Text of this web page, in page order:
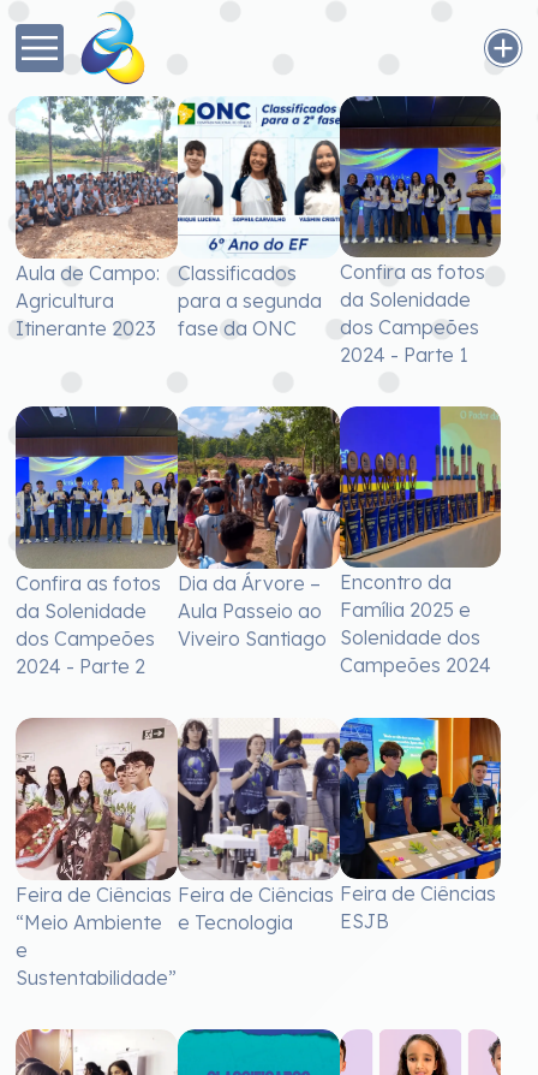
Aula de Campo:
Agricultura
Itinerante 2023
Classificados
para a segunda
fase da ONC
Confira as fotos
da Solenidade
dos Campeões
2024 - Parte 1
Confira as fotos
da Solenidade
dos Campeões
2024 - Parte 2
Dia da Árvore –
Aula Passeio ao
Viveiro Santiago
Encontro da
Família 2025 e
Solenidade dos
Campeões 2024
Feira de Ciências
“Meio Ambiente
e
Sustentabilidade”
Feira de Ciências
e Tecnologia
Feira de Ciências
ESJB